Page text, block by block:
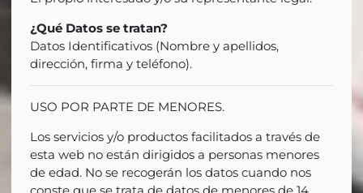
¿Qué Datos se tratan?
Datos Identificativos (Nombre y apellidos,
dirección, firma y teléfono).
USO POR PARTE DE MENORES.
Los servicios y/o productos facilitados a través de
esta web no están dirigidos a personas menores
de edad. No se recogerán los datos cuando nos